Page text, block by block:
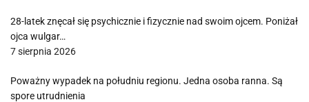
28-latek znęcał się psychicznie i fizycznie nad swoim ojcem. Poniżał
ojca wulgar…
7 sierpnia 2026
Poważny wypadek na południu regionu. Jedna osoba ranna. Są
spore utrudnienia